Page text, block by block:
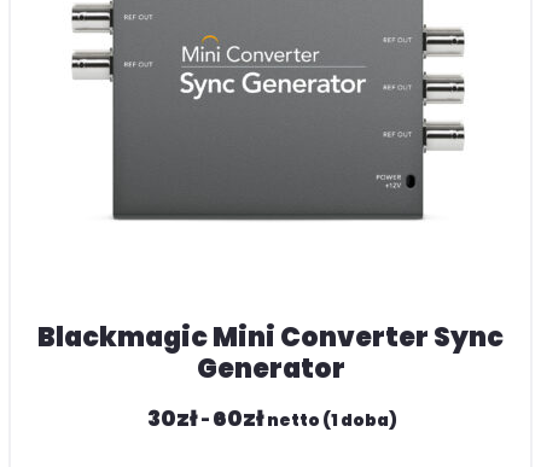
Blackmagic Mini Converter Sync
Generator
30zł- 60złnetto (1 doba)